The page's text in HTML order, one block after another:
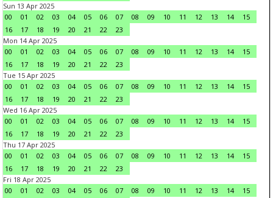
Sun 13 Apr 2025
00
01 02 03 04 05 06 07 08 09 10 11 12 13 14
15
16
17 18 19 20 21 22
23
Mon 14 Apr 2025
00
01 02 03 04 05 06 07 08 09 10 11 12 13 14
15
16
17 18 19 20 21 22
23
Tue 15 Apr 2025
00
01 02 03 04 05 06 07 08 09 10 11 12 13 14
15
16
17 18 19 20 21 22
23
Wed 16 Apr 2025
00
01 02 03 04 05 06 07 08 09 10 11 12 13 14
15
16
17 18 19 20 21 22
23
Thu 17 Apr 2025
00
01 02 03 04 05 06 07 08 09 10 11 12 13 14
15
16
17 18 19 20 21 22
23
Fri 18 Apr 2025
00
01 02 03 04 05 06 07 08 09 10 11 12 13 14
15